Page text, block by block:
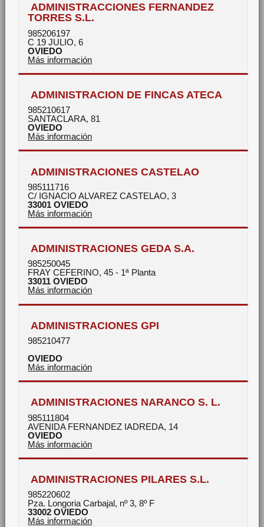
ADMINISTRACCIONES FERNANDEZ
TORRES S.L.
985206197
C 19 JULIO, 6
OVIEDO
Más información
ADMINISTRACION DE FINCAS ATECA
985210617
SANTACLARA, 81
OVIEDO
Más información
ADMINISTRACIONES CASTELAO
985111716
C/ IGNACIO ALVAREZ CASTELAO, 3
33001 OVIEDO
Más información
ADMINISTRACIONES GEDA S.A.
985250045
FRAY CEFERINO, 45 - 1ª Planta
33011 OVIEDO
Más información
ADMINISTRACIONES GPI
985210477
OVIEDO
Más información
ADMINISTRACIONES NARANCO S. L.
985111804
AVENIDA FERNANDEZ IADREDA, 14
OVIEDO
Más información
ADMINISTRACIONES PILARES S.L.
985220602
Pza. Longoria Carbajal, nº 3, 8º F
33002 OVIEDO
Más información